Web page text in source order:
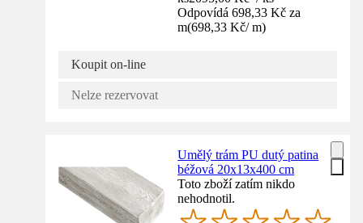
Odpovídá 698,33 Kč za
m(698,33 Kč/ m)
Koupit on-line
Nelze rezervovat
Umělý trám PU dutý patina
béžová 20x13x400 cm
Toto zboží zatím nikdo
nehodnotil.